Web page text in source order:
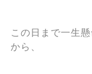
この日まで一生
から、